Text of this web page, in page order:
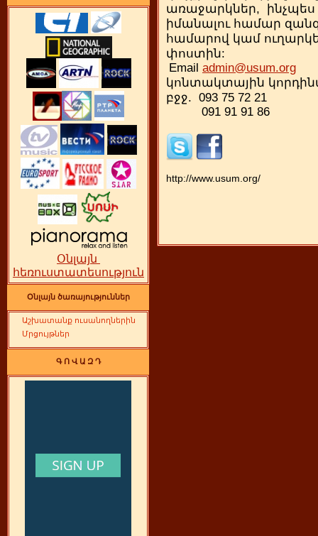
Օնլայն
հեռուստատեսություն
Օնլայն ծառայություններ
Աշխատանք ուսանողներին
Մրցույթներ
Գ Ո Վ Ա Զ Դ
առաջարկներ, ինչպես
իմանալու համար
համարով կամ
փոստին:
Email admin@usum.org
կոնտակտային
բջջ. 093 75 72
091 91 91 86
http://www.usum.org/